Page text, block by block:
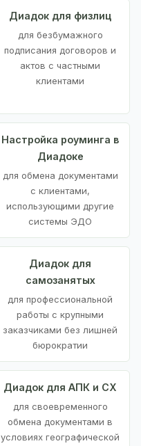
Диадок для физлиц
для безбумажного
подписания договоров и
актов с частными
клиентами
Настройка роуминга в
Диадоке
для обмена документами
с клиентами,
использующими другие
системы ЭДО
Диадок для
самозанятых
для профессиональной
работы с крупными
заказчиками без лишней
бюрократии
Диадок для АПК и СХ
для своевременного
обмена документами в
условиях географической